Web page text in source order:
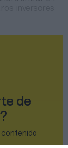
de
contenido